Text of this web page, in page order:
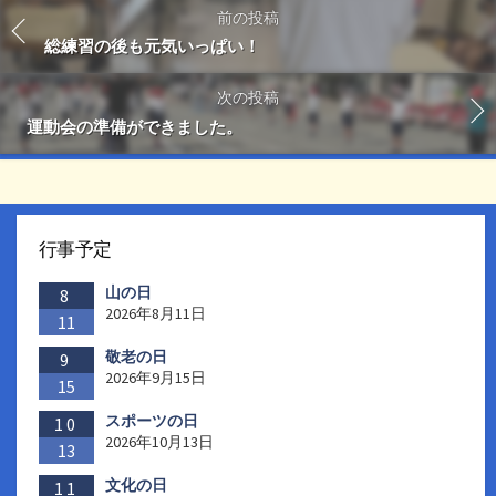
前の投稿
総練習の後も元気いっぱい！
次の投稿
運動会の準備ができました。
行事予定
8
11
山の日
2026年8月11日
9
15
敬老の日
2026年9月15日
10
13
スポーツの日
2026年10月13日
11 文化の日